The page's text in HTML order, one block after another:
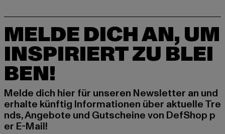
MELDE DICH AN, UM
INSPIRIERT ZU BLEI
BEN!
Melde dich hier für unseren Newsletter an und
erhalte künftig Informationen über aktuelle Tre
nds, Angebote und Gutscheine von DefShop p
er E-Mail!